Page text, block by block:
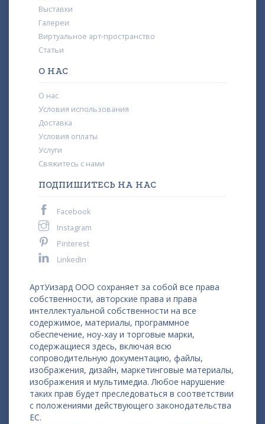
Выставки
Галереи
Виртуальное арт-пространство
Статьи
О НАС
О нас
Условия использования
Доставка
Условия оплаты
Услуги
Свяжитесь с нами
ПОДПИШИТЕСЬ НА НАС
Facebook
Instagram
Pinterest
LinkedIn
АртУизард ООО сохраняет за собой все права
собственности, авторские права и права
интеллектуальной собственности на все
содержимое, материалы, программное
обеспечение, ноу-хау и торговые марки,
содержащиеся здесь, включая всю
сопроводительную документацию, файлы,
изображения, дизайн, маркетинговые материалы,
изображения и мультимедиа. Любое нарушение
таких прав будет преследоваться в соответствии
с положениями действующего законодательства
ЕС.